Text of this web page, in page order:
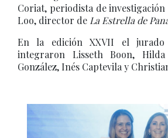
Coriat, periodista de
Loo, director de La Estrella de
En la edición XXVII el jurado
integraron Lisseth Boon, Hilda
González, Inés Captevila y